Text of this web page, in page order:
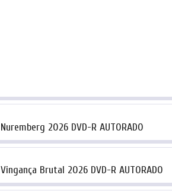
Nuremberg 2026 DVD-R AUTORADO
Vingança Brutal 2026 DVD-R AUTORADO